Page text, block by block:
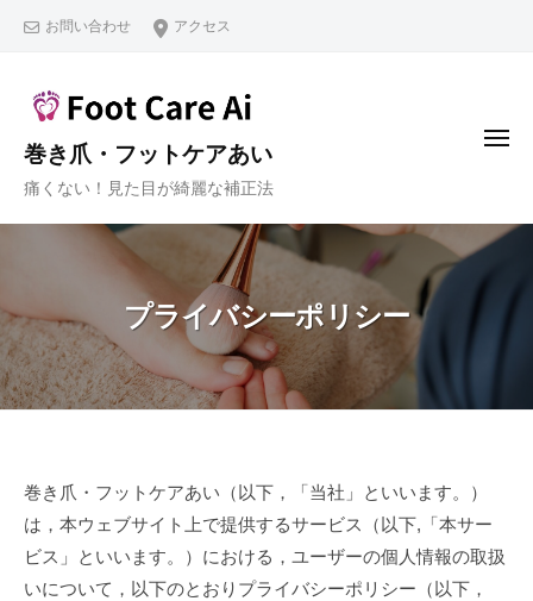
お問い合わせ アクセス
巻き爪・フットケアあい
痛くない！見た目が綺麗な補正法
メ
プライバシーポリシー
プ
ラ
イ
巻き爪・フットケアあい（以下，「当社」といいます。）
は，本ウェブサイト上で提供するサービス（以下,「本サー
ビス」といいます。）における，ユーザーの個人情報の取扱
いについて，以下のとおりプライバシーポリシー（以下，